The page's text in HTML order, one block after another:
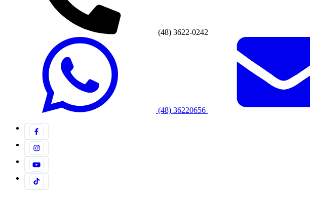
(48) 3622-0242
(48) 36220656